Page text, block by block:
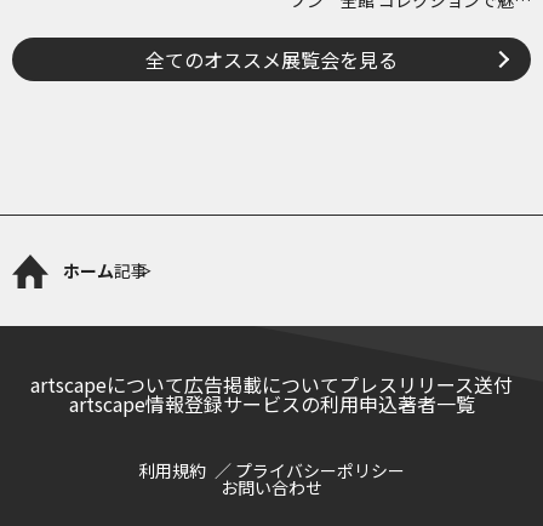
全てのオススメ展覧会を見る
ホーム記事
artscapeについて広告掲載についてプレスリリース送付
artscape情報登録サービスの利用申込著者一覧
利用規約 プライバシーポリシー
お問い合わせ